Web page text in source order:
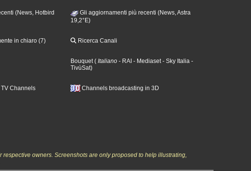
(News, Hotbird
Gli aggiornamenti più recenti (News, Astra
19,2°E)
in chiaro (7) Ricerca Canali
Bouquet ( Italiano - RAI - Mediaset - Sky Italia -
TivùSat)
Channels Channels broadcasting in 3D
owners. Screenshots are only proposed to help illustrating,